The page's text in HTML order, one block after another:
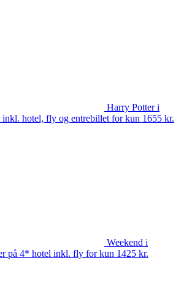
Harry Potter i
inkl. hotel, fly og entrebillet for kun 1655 kr.
Weekend i
på 4* hotel inkl. fly for kun 1425 kr.